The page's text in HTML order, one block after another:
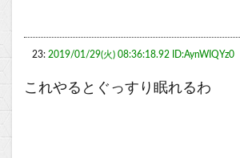
23: 2019/01/29(火) 08:36:18.92 ID:AynWIQYz0
これやるとぐっすり眠れるわ